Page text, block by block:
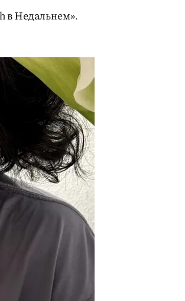
в Недальнем».